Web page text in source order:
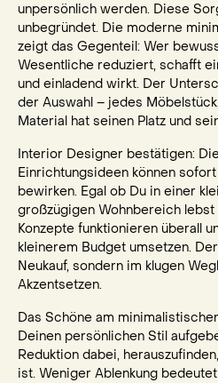
unpersönlich werden. Diese
unbegründet. Die moderne
zeigt das Gegenteil: Wer
Wesentliche reduziert, schafft
und einladend wirkt. Der
der Auswahl – jedes
Material hat seinen Platz und
Interior Designer bestätigen:
Einrichtungsideen können
bewirken. Egal ob Du in einer
großzügigen Wohnbereich
Konzepte funktionieren überall
kleinerem Budget umsetzen.
Neukauf, sondern im klugen
Akzentsetzen.
Das Schöne am
Deinen persönlichen Stil
Reduktion dabei,
ist. Weniger Ablenkung